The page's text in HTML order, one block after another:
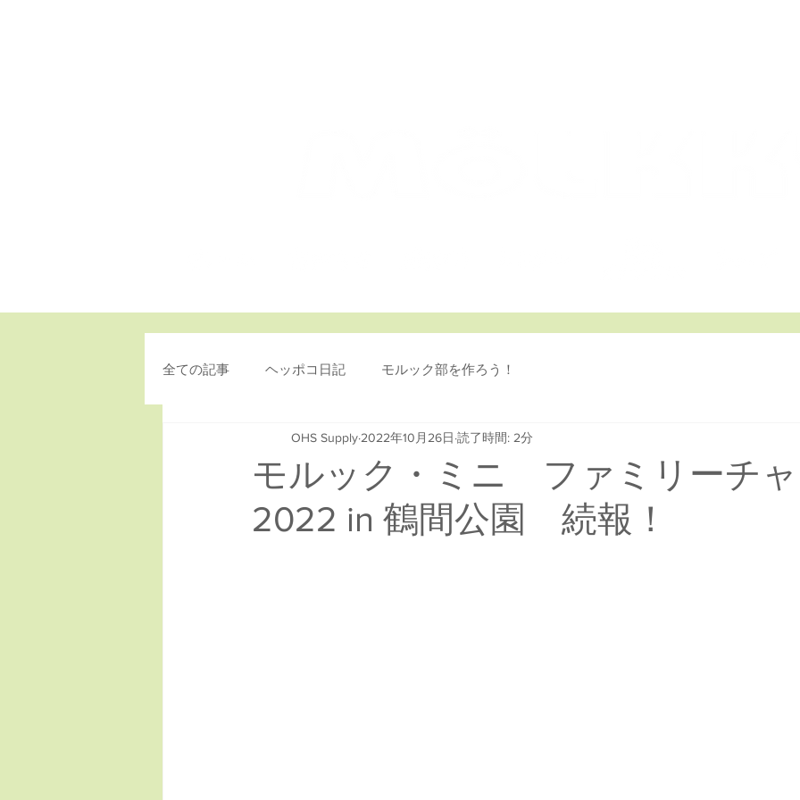
全ての記事 ヘッポコ日記 モルック部を作ろう！
モルック・ミニ ファミリーチ
2022 in 鶴間公園 続報！
OHS Supply 2022年10月26日 読了時間: 2分